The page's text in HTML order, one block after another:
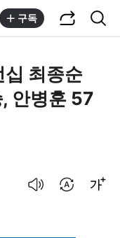
구독
최종순
안병훈 57